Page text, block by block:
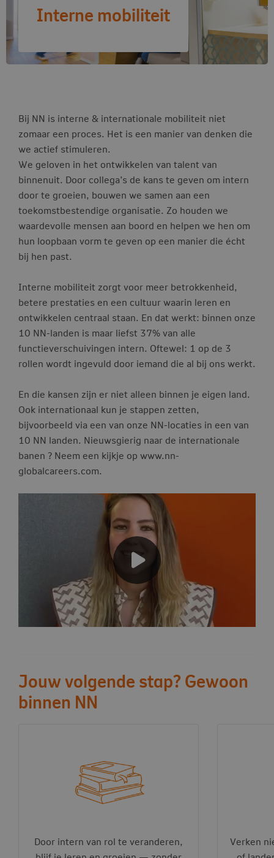
Interne mobiliteit
Bij NN is interne & internationale mobiliteit niet
zomaar een proces. Het is een manier van denken die
we actief stimuleren.
We geloven in het ontwikkelen van talent van
binnenuit. Door collega’s de kans te geven om intern
door te groeien, bouwen we samen aan een
toekomstbestendige organisatie. Zo houden we
waardevolle mensen aan boord en helpen we hen om
hun loopbaan vorm te geven op een manier die écht
bij hen past.
Interne mobiliteit zorgt voor meer betrokkenheid,
betere prestaties en een cultuur waarin leren en
ontwikkelen centraal staan. En dat werkt: binnen onze
10 NN-landen is maar liefst 37% van alle
functieverschuivingen intern. Oftewel: 1 op de 3
rollen wordt ingevuld door iemand die al bij ons werkt.
En die kansen zijn er niet alleen binnen je eigen land.
Ook internationaal kun je stappen zetten,
bijvoorbeeld via een van onze NN-locaties in een van
10 NN landen. Nieuwsgierig naar de internationale
banen ? Neem een kijkje op www.nn-
globalcareers.com.
Jouw volgende stap? Gewoon
binnen NN
Door intern van rol te veranderen,
Verken